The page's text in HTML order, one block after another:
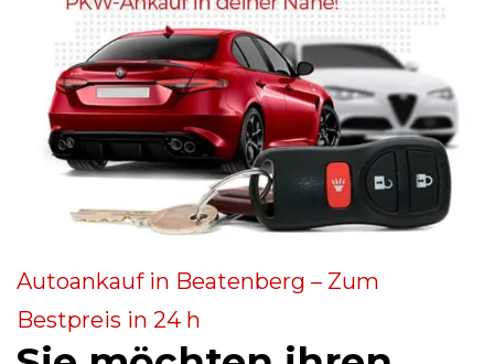
Autoankauf in Beatenberg – Zum
Bestpreis in 24 h